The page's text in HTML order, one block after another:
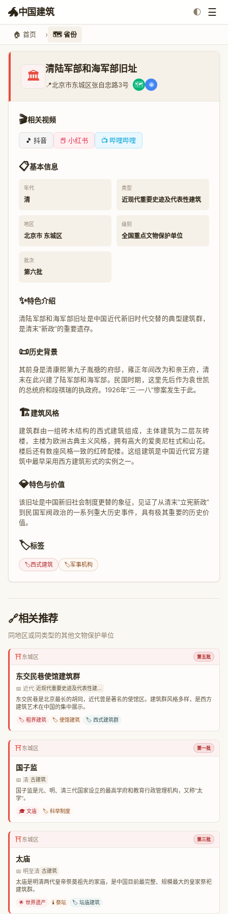
🐲中国建筑 🌓 ☰
🏠 首页 🗺️ 省份
🏛️ 清陆军部和海军部旧址
📍北京市东城区张自忠路3号 🗺️ 🌐
🎬相关视频
🎵 抖音 📕 小红书 📺 哔哩哔哩
📋基本信息
年代
清
类型
近现代重要史迹及代表性建筑
地区
北京市 东城区
级别
全国重点文物保护单位
批次
第六批
✨特色介绍
清陆军部和海军部旧址是中国近代新旧时代交替的典型建筑群，
是清末“新政”的重要遗存。
📜历史背景
其前身是清康熙第九子胤禟的府邸，雍正年间改为和亲王府，清
末在此兴建了陆军部和海军部。民国时期，这里先后作为袁世凯
的总统府和段祺瑞的执政府。1926年“三·一八”惨案发生于此。
🏗️建筑风格
建筑群由一组砖木结构的西式建筑组成，主体建筑为二层灰砖
楼，主楼为欧洲古典主义风格，拥有高大的爱奥尼柱式和山花。
楼后还有数座风格一致的红砖配楼。这组建筑是中国近代官方建
筑中最早采用西方建筑形式的实例之一。
💎特色与价值
该旧址是中国新旧社会制度更替的象征，见证了从清末“立宪新政”
到民国军阀政治的一系列重大历史事件，具有极其重要的历史价
值。
🏷️标签
🏷️西式建筑 🏷️军事机构
🔗相关推荐
同地区或同类型的其他文物保护单位
⛩️东城区 第五批
东交民巷使馆建筑群
📅 近代 近现代重要史迹及代表性建...
东交民巷是北京最长的胡同，近代曾是著名的使馆区。建筑群风格多样，是西方
建筑艺术在中国的集中展示。
🏷️ 租界建筑 🏷️ 使馆建筑 🏷️ 西式建筑群
⛩️东城区 第一批
国子监
📅 清 古建筑
国子监是元、明、清三代国家设立的最高学府和教育行政管理机构，又称“太
学”。
🎓 文庙 🏷️ 科举制度
⛩️东城区 第三批
太庙
📅 明至清 古建筑
太庙是明清两代皇帝祭奠祖先的家庙，是中国目前最完整、规模最大的皇家祭祀
建筑群。
🌟 世界遗产 🕯️ 祭坛 🏷️ 坛庙建筑